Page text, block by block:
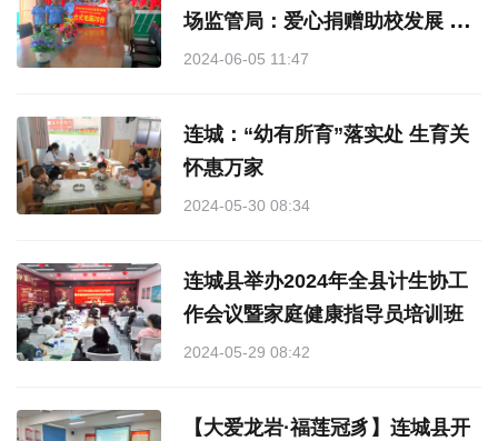
场监管局：爱心捐赠助校发展 暖
心服务伴“童”前行
2024-06-05 11:47
连城：“幼有所育”落实处 生育关
怀惠万家
2024-05-30 08:34
连城县举办2024年全县计生协工
作会议暨家庭健康指导员培训班
2024-05-29 08:42
【大爱龙岩·福莲冠豸】连城县开